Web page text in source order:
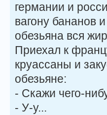
германии и
вагону бананов
обезьяна вся
Приехал к
круассаны и
обезьяне:
- Скажи чего-
- У-у...